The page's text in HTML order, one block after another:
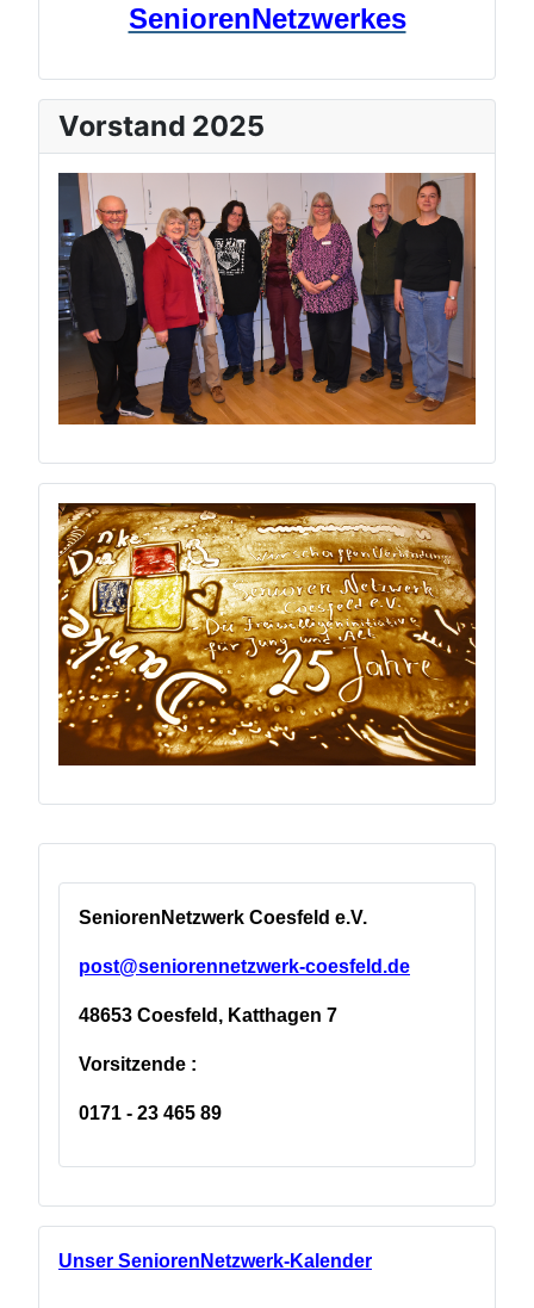
SeniorenNetzwerk Coesfeld e.V.
post@seniorennetzwerk-coesfeld.de
48653 Coesfeld, Katthagen 7
Vorsitzende :
0171 - 23 465 89
Unser SeniorenNetzwerk-Kalender
SeniorenNetzwerkes
Vorstand 2025